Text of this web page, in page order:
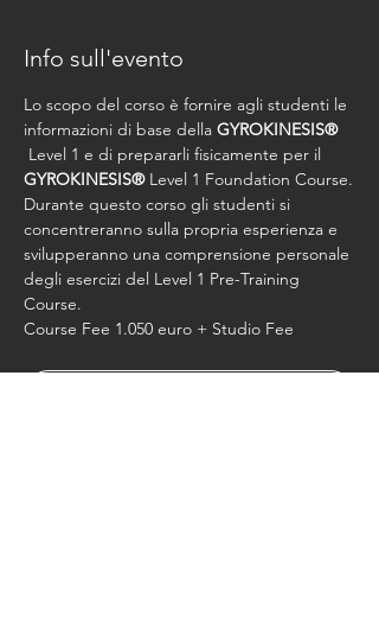
Info sull'evento
Lo scopo del corso è fornire agli studenti le
informazioni di base della GYROKINESIS®
Level 1 e di prepararli fisicamente per il
GYROKINESIS® Level 1 Foundation Course.
Durante questo corso gli studenti si
concentreranno sulla propria esperienza e
svilupperanno una comprensione personale
degli esercizi del Level 1 Pre-Training
Course.
Course Fee 1.050 euro + Studio Fee